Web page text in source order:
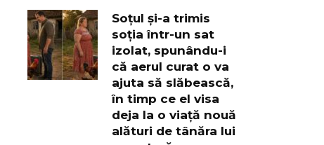
Soțul și-a trimis
soția într-un sat
izolat, spunându-i
că aerul curat o va
ajuta să slăbească,
în timp ce el visa
deja la o viață nouă
alături de tânăra lui